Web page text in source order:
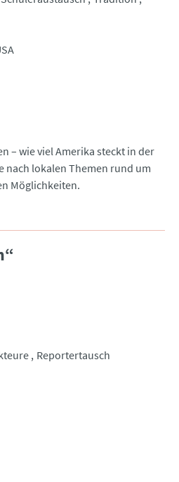
– wie viel Amerika steckt in der
nach lokalen Themen rund um
Möglichkeiten.
Reportertausch